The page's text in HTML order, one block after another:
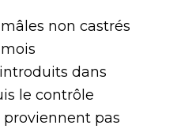
non castrés
dans
le contrôle
proviennent pas